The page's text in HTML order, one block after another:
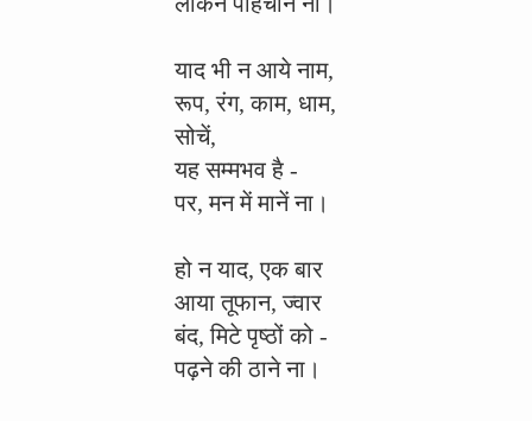
याद भी न आये नाम,
रूप, रंग, काम, धाम,
सोचें,
यह सम्मभव है -
पर, मन में मानें ना।
हो न याद, एक बार
आया तूफान, ज्वार
बंद, मिटे पृष्ठों को -
पढ़ने की ठाने ना।